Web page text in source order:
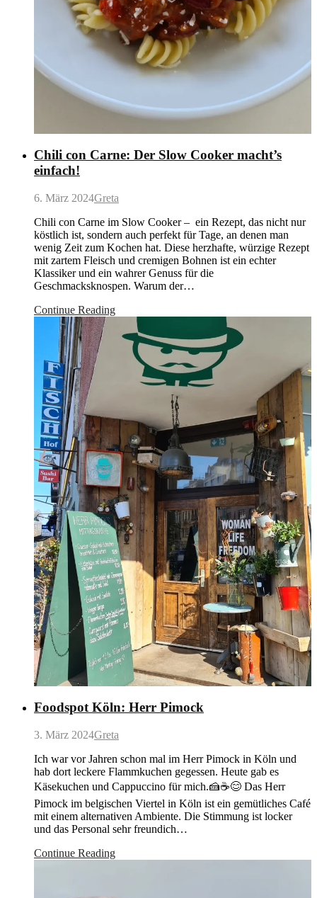
Chili con Carne: Der Slow Cooker macht’s
einfach!
6. März 2024Greta
Chili con Carne im Slow Cooker – ein Rezept, das nicht nur
köstlich ist, sondern auch perfekt für Tage, an denen man
wenig Zeit zum Kochen hat. Diese herzhafte, würzige Rezept
mit zartem Fleisch und cremigen Bohnen ist ein echter
Klassiker und ein wahrer Genuss für die
Geschmacksknospen. Warum der…
Continue Reading
Foodspot Köln: Herr Pimock
3. März 2024Greta
Ich war vor Jahren schon mal im Herr Pimock in Köln und
hab dort leckere Flammkuchen gegessen. Heute gab es
Käsekuchen und Cappuccino für mich.🍰☕️😊 Das Herr
Pimock im belgischen Viertel in Köln ist ein gemütliches Café
mit einem alternativen Ambiente. Die Stimmung ist locker
und das Personal sehr freundich…
Continue Reading